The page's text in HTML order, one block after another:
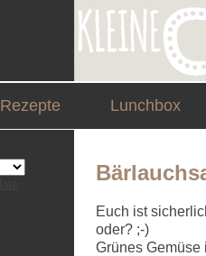
Rezepte Lunchbox
Euch ist
oder? ;-)
Grünes Gemüse